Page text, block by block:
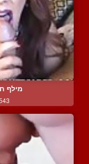
מילף
2543